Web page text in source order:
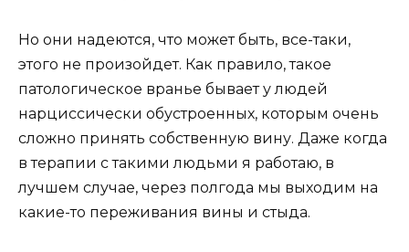
Но они надеются, что может быть, все-таки,
этого не произойдет. Как правило, такое
патологическое вранье бывает у людей
нарциссически обустроенных, которым очень
сложно принять собственную вину. Даже когда
в терапии с такими людьми я работаю, в
лучшем случае, через полгода мы выходим на
какие-то переживания вины и стыда.